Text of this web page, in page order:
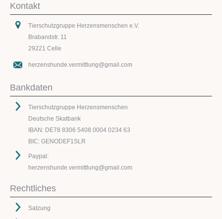
Kontakt
Tierschutzgruppe Herzensmenschen e.V.
Brabandstr. 11
29221 Celle
herzenshunde.vermittlung@gmail.com
Bankdaten
Tierschutzgruppe Herzensmenschen
Deutsche Skatbank
IBAN: DE78 8306 5408 0004 0234 63
BIC: GENODEF1SLR
Paypal:
herzenshunde.vermittlung@gmail.com
Rechtliches
Satzung